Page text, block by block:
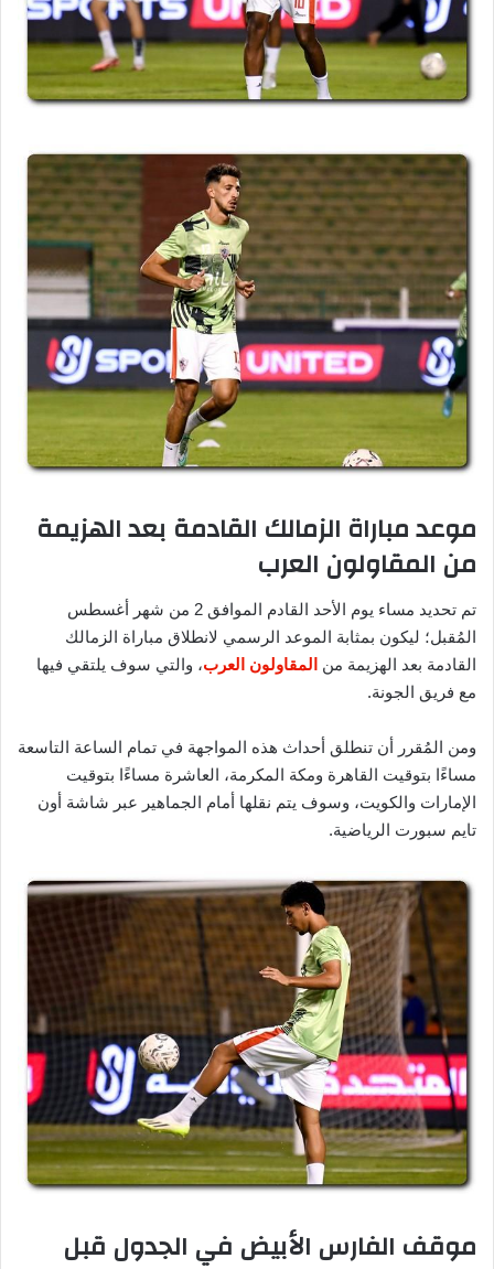
موعد مباراة الزمالك القادمة بعد الهزيمة
من المقاولون العرب
تم تحديد مساء يوم الأحد القادم الموافق 2 من شهر أغسطس
المُقبل؛ ليكون بمثابة الموعد الرسمي لانطلاق مباراة الزمالك
القادمة بعد الهزيمة من المقاولون العرب، والتي سوف يلتقي فيها
مع فريق الجونة.
ومن المُقرر أن تنطلق أحداث هذه المواجهة في تمام الساعة التاسعة
مساءًا بتوقيت القاهرة ومكة المكرمة، العاشرة مساءًا بتوقيت
الإمارات والكويت، وسوف يتم نقلها أمام الجماهير عبر شاشة أون
تايم سبورت الرياضية.
موقف الفارس الأبيض في الجدول قبل